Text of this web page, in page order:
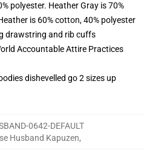
polyester. Heather Gray is 70%
is 60% cotton, 40% polyester
drawstring and rib cuffs
Accountable Attire Practices
dishevelled go 2 sizes up
0642-DEFAULT
Husband Kapuzen,